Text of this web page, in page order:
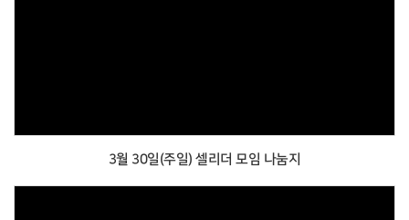
3월 30일(주일) 셀리더 모임 나눔지